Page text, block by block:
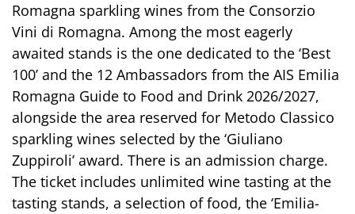
Romagna sparkling wines from the Consorzio
Vini di Romagna. Among the most eagerly
awaited stands is the one dedicated to the ‘Best
100’ and the 12 Ambassadors from the AIS Emilia
Romagna Guide to Food and Drink 2026/2027,
alongside the area reserved for Metodo Classico
sparkling wines selected by the ‘Giuliano
Zuppiroli’ award. There is an admission charge.
The ticket includes unlimited wine tasting at the
tasting stands, a selection of food, the ‘Emilia-